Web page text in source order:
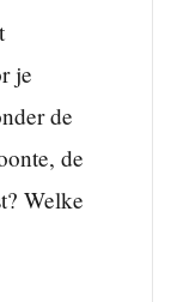
je
de
de
Welke